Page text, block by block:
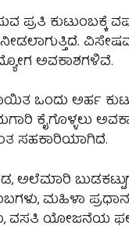
ಪ್ರತಿ ಕುಟುಂಬಕ್ಕೆ
ಅವಕಾಶಗಳಿವೆ.
ಅರ್ಹ
ಕೈಗೊಳ್ಳಲು
ಸಹಕಾರಿಯಾಗಿದೆ.
ಅಲೆಮಾರಿ
ಮಹಿಳಾ
ವಸತಿ ಯೋಜನೆಯ